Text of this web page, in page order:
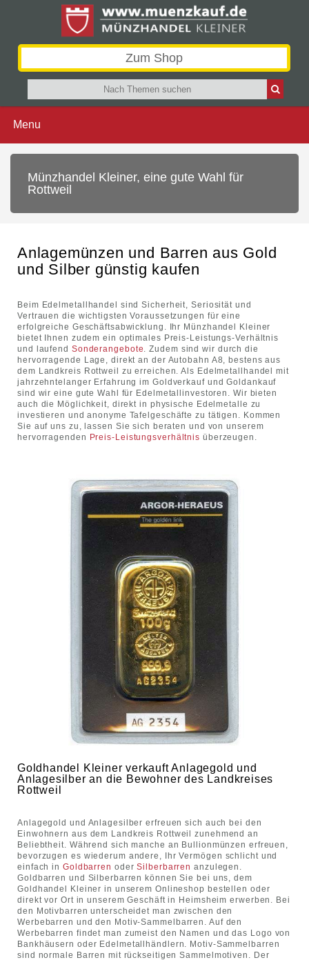
Zum Shop
Menu
Münzhandel Kleiner, eine gute Wahl für
Rottweil
Anlagemünzen und Barren aus Gold
und Silber günstig kaufen
Beim Edelmetallhandel sind Sicherheit, Seriosität und
Vertrauen die wichtigsten Voraussetzungen für eine
erfolgreiche Geschäftsabwicklung. Ihr Münzhandel Kleiner
bietet Ihnen zudem ein optimales Preis-Leistungs-Verhältnis
und laufend Sonderangebote. Zudem sind wir durch die
hervorragende Lage, direkt an der Autobahn A8, bestens aus
dem Landkreis Rottweil zu erreichen. Als Edelmetallhandel mit
jahrzehntelanger Erfahrung im Goldverkauf und Goldankauf
sind wir eine gute Wahl für Edelmetallinvestoren. Wir bieten
auch die Möglichkeit, direkt in physische Edelmetalle zu
investieren und anonyme Tafelgeschäfte zu tätigen. Kommen
Sie auf uns zu, lassen Sie sich beraten und von unserem
hervorragenden Preis-Leistungsverhältnis überzeugen.
Goldhandel Kleiner verkauft Anlagegold und
Anlagesilber an die Bewohner des Landkreises
Rottweil
Anlagegold und Anlagesilber erfreuen sich auch bei den
Einwohnern aus dem Landkreis Rottweil zunehmend an
Beliebtheit. Während sich manche an Bullionmünzen erfreuen,
bevorzugen es wiederum andere, Ihr Vermögen schlicht und
einfach in Goldbarren oderSilberbarren anzulegen.
Goldbarren und Silberbarren können Sie bei uns, dem
Goldhandel Kleiner in unserem Onlineshop bestellen oder
direkt vor Ort in unserem Geschäft in Heimsheim erwerben. Bei
den Motivbarren unterscheidet man zwischen den
Werbebarren und den Motiv-Sammelbarren. Auf den
Werbebarren findet man zumeist den Namen und das Logo von
Bankhäusern oder Edelmetallhändlern. Motiv-Sammelbarren
sind normale Barren mit rückseitigen Sammelmotiven. Der